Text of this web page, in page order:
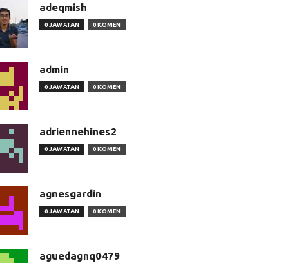
adeqmish
0 JAWATAN 0 KOMEN
admin
0 JAWATAN 0 KOMEN
adriennehines2
0 JAWATAN 0 KOMEN
agnesgardin
0 JAWATAN 0 KOMEN
aguedagnq0479